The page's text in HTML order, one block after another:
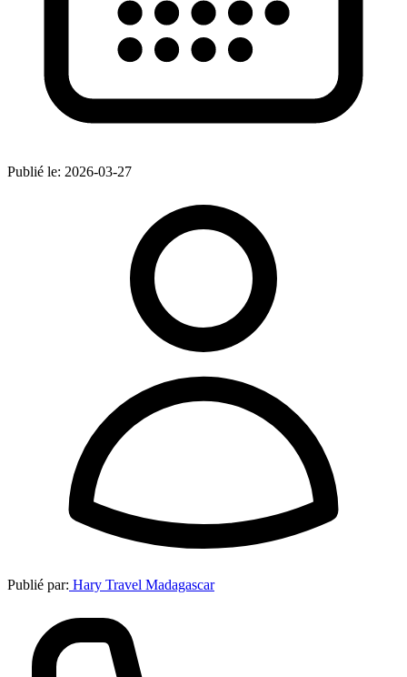
Publié le: 2026-03-27
Publié par: Hary Travel Madagascar